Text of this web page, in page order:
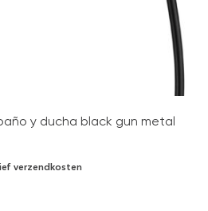
y ducha black gun metal
verzendkosten